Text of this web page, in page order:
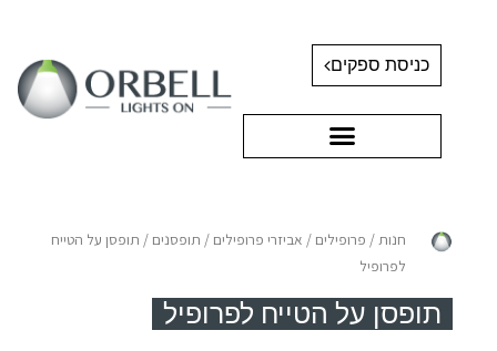
כניסת ספקים
חנות / פרופילים / אביזרי פרופילים / תופסנים / תופסן על הטייח
לפרופיל
תופסן על הטייח לפרופיל